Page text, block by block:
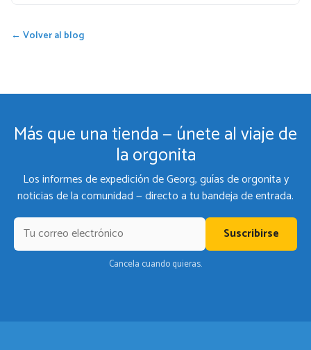
← Volver al blog
Más que una tienda — únete al viaje de
la orgonita
Los informes de expedición de Georg, guías de orgonita y
noticias de la comunidad — directo a tu bandeja de entrada.
Suscribirse
Cancela cuando quieras.